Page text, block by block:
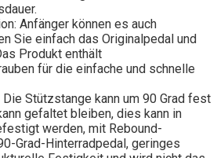
Anfänger können es auch
Sie einfach das Originalpedal und
Produkt enthält
für die einfache und schnelle
Stützstange kann um 90 Grad fest
gefaltet bleiben, dies kann in
werden, mit Rebound-
Grad-Hinterradpedal, geringes